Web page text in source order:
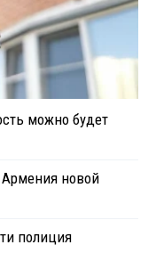
можно будет
Армения новой
полиция